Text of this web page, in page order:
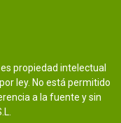
propiedad intelectual
ley. No está permitido
a la fuente y sin